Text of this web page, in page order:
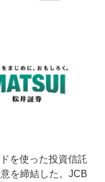
を使った投資信託
を締結した。JCB